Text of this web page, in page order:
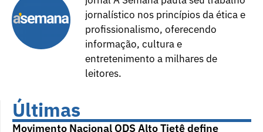
jornalístico nos princípios da ética e
profissionalismo, oferecendo
informação, cultura e
entretenimento a milhares de
leitores.
Últimas
Movimento Nacional ODS Alto Tietê define